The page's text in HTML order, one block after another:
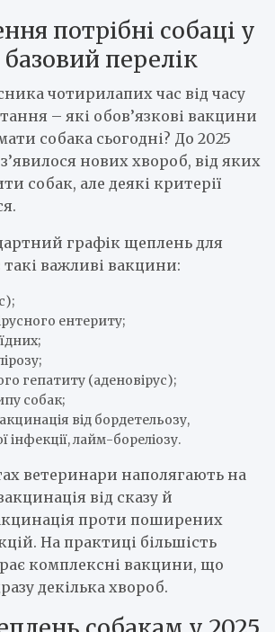
потрібні собаці у
базовий перелік
чотирилапих час від часу
– які обов’язкові вакцини
собака сьогодні? До 2025
з’явилося нових хвороб, від яких
собак, але деякі критерії
графік щеплень для
важливі вакцини:
ентериту;
гепатиту (аденовірус);
собак;
від бордетельозу,
інфекції, лайм-бореліозу.
ветеринари наполягають на
від сказу й
проти поширених
На практиці більшість
комплексні вакцини, що
декілька хвороб.